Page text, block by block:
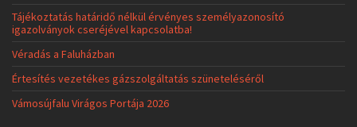
Tájékoztatás határidő nélkül érvényes személyazonosító
igazolványok cseréjével kapcsolatba!
Véradás a Faluházban
Értesítés vezetékes gázszolgáltatás szüneteléséről
Vámosújfalu Virágos Portája 2026